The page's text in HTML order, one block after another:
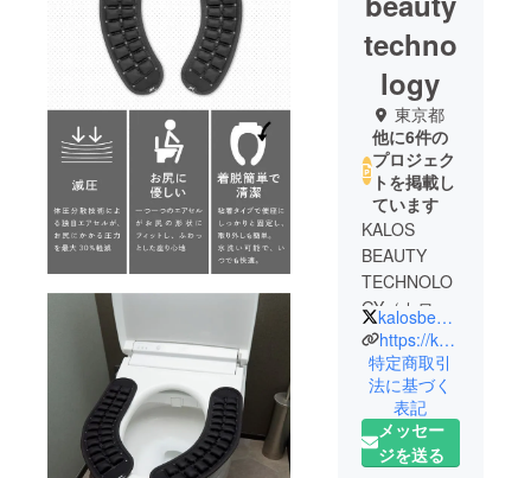
techno
logy
東京都
他に6件の
プロジェク
トを掲載し
ています
KALOS
BEAUTY
TECHNOLO
GY（カロス
ビュー
ティーテク
ノロジー）
は、美容・
健康・生活
の3つの軸を
kalosbeauty__
https://kalos-beauty.co.jp/
特定商取引
法に基づく
表記
メッセー
ジを送る